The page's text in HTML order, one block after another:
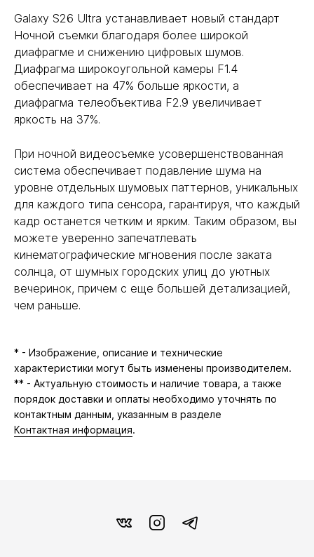
Galaxy S26 Ultra устанавливает новый стандарт
Ночной съемки благодаря более широкой
диафрагме и снижению цифровых шумов.
Диафрагма широкоугольной камеры F1.4
обеспечивает на 47% больше яркости, а
диафрагма телеобъектива F2.9 увеличивает
яркость на 37%.
При ночной видеосъемке усовершенствованная
система обеспечивает подавление шума на
уровне отдельных шумовых паттернов, уникальных
для каждого типа сенсора, гарантируя, что каждый
кадр останется четким и ярким. Таким образом, вы
можете уверенно запечатлевать
кинематографические мгновения после заката
солнца, от шумных городских улиц до уютных
вечеринок, причем с еще большей детализацией,
чем раньше.
* - Изображение, описание и технические
характеристики могут быть изменены производителем.
** - Актуальную стоимость и наличие товара, а также
порядок доставки и оплаты необходимо уточнять по
контактным данным, указанным в разделе
Контактная информация.